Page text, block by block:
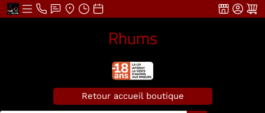
Rhums
Retour accueil boutique